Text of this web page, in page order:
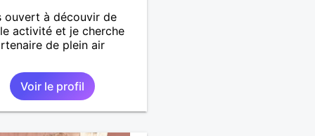
ouvert à découvir de
activité et je cherche
de plein air
Voir le profil